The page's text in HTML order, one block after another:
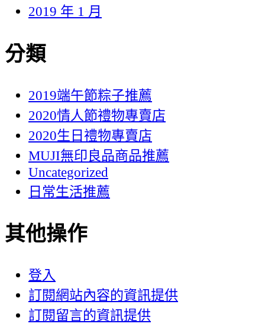
2019 年 1 月
分類
2019端午節粽子推薦
2020情人節禮物專賣店
2020生日禮物專賣店
MUJI無印良品商品推薦
Uncategorized
日常生活推薦
其他操作
登入
訂閱網站內容的資訊提供
訂閱留言的資訊提供